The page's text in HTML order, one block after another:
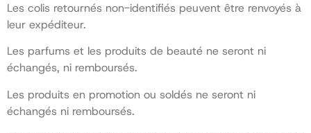
Les colis retournés non-identifiés peuvent être renvoyés à
leur expéditeur.
Les parfums et les produits de beauté ne seront ni
échangés, ni remboursés.
Les produits en promotion ou soldés ne seront ni
échangés ni remboursés.